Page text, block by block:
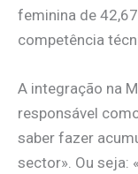
feminina de
competência
A integração na
responsável
saber fazer
sector». Ou seja: